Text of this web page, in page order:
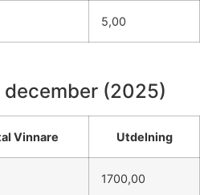
5,00
december (2025)
Vinnare Utdelning
1700,00